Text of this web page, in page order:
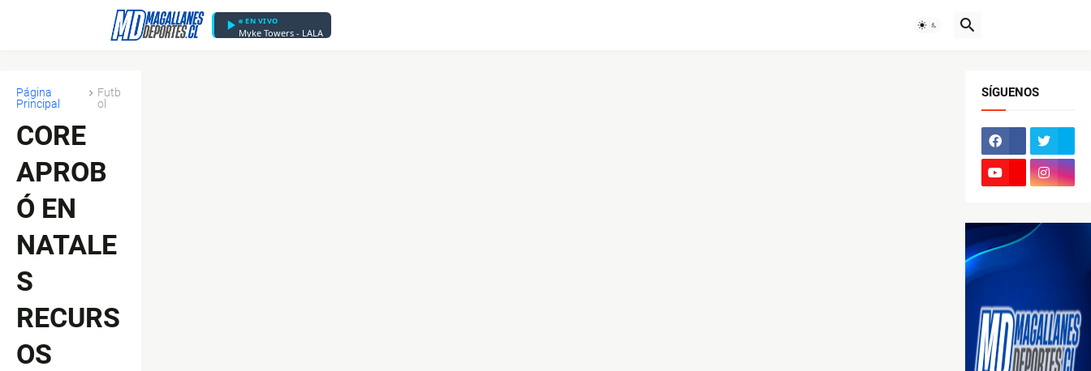
EN VIVO
Myke Towers - LALA
Página
Principal
Futb
ol
CORE
APROB
Ó EN
NATALE
S
RECURS
OS
SÍGUENOS